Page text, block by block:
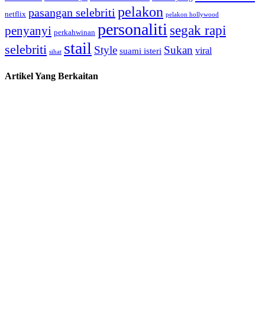
netflix pasangan selebriti pelakon pelakon hollywood
penyanyi perkahwinan personalitisegak rapi
selebriti sihat stail Style suami isteri Sukan viral
Artikel Yang Berkaitan